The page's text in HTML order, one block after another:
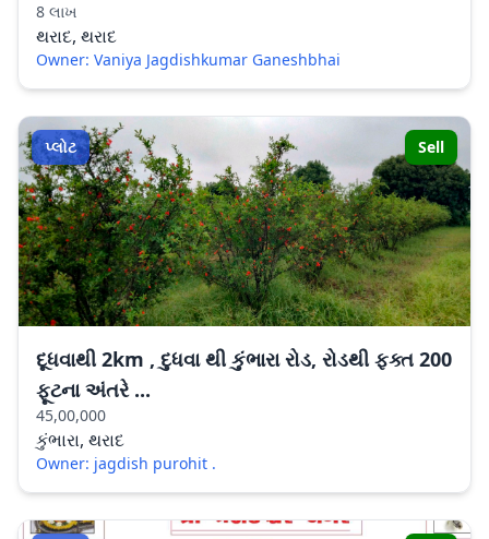
8 લાખ
થરાદ, થરાદ
Owner: Vaniya Jagdishkumar Ganeshbhai
પ્લોટ Sell
દૂધવાથી 2km , દુધવા થી કુંભારા રોડ, રોડથી ફક્ત 200
ફૂટના અંતરે ...
45,00,000
કુંભારા, થરાદ
Owner: jagdish purohit .